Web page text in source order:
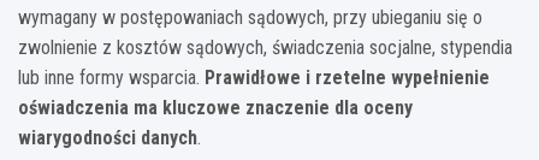
wymagany w postępowaniach sądowych, przy ubieganiu się o
zwolnienie z kosztów sądowych, świadczenia socjalne, stypendia
lub inne formy wsparcia. Prawidłowe i rzetelne wypełnienie
oświadczenia ma kluczowe znaczenie dla oceny
wiarygodności danych.